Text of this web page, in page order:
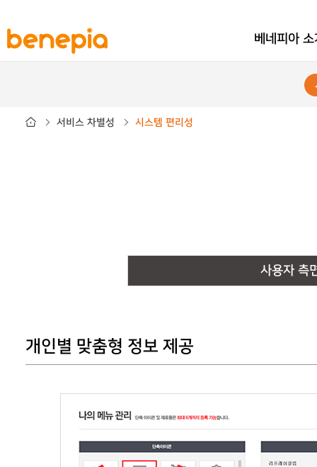
베네피아 소
서비스 차별성 시스템 편리성
사용자 측
개인별 맞춤형 정보 제공